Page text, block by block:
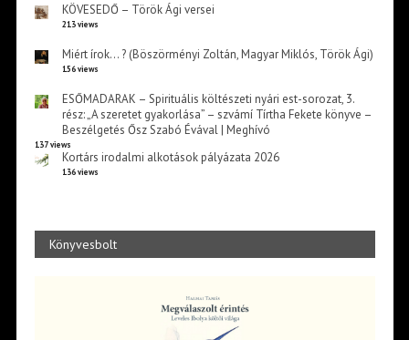
KÖVESEDŐ – Török Ági versei
213 views
Miért írok… ? (Böszörményi Zoltán, Magyar Miklós, Török Ági)
156 views
ESŐMADARAK – Spirituális költészeti nyári est-sorozat, 3.
rész: „A szeretet gyakorlása” – szvámí Tírtha Fekete könyve –
Beszélgetés Ősz Szabó Évával | Meghívó
137 views
Kortárs irodalmi alkotások pályázata 2026
136 views
Könyvesbolt